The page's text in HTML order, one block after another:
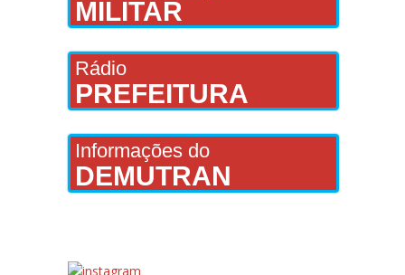
MILITAR
Rádio
PREFEITURA
Informações do
DEMUTRAN